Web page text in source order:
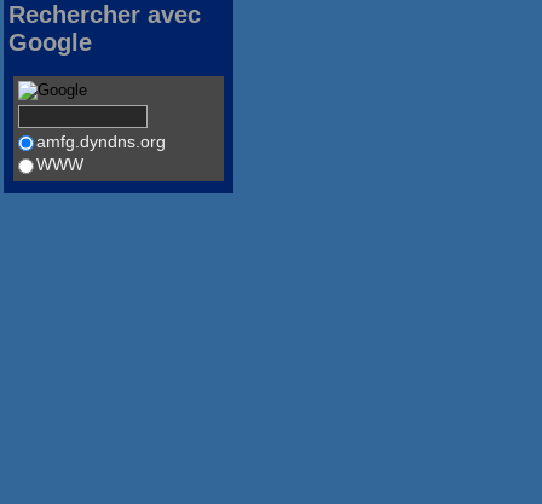
Rechercher avec
Google
amfg.dyndns.org
WWW